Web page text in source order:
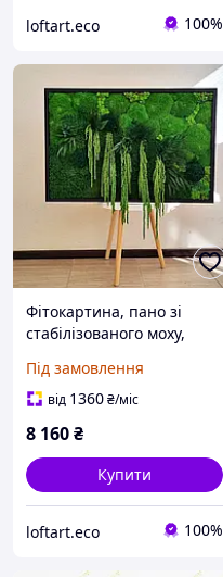
loftart.eco 100%
Фітокартина, пано зі
стабілізованого моху,
мохом, панно з мохом
Під замовлення
від 1360₴/міс
8 160₴
Купити
loftart.eco 100%